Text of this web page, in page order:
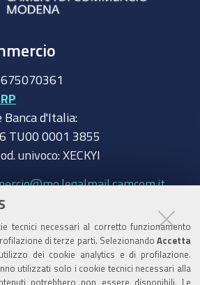
tecnici necessari al corretto funzionamento
di terze parti. Selezionando Accetta
dei cookie analytics e di profilazione.
utilizzati solo i cookie tecnici necessari alla
potrebbero non essere disponibili. Le
Banca d'Italia:
TU00 0001 3855
univoco: XECKYI